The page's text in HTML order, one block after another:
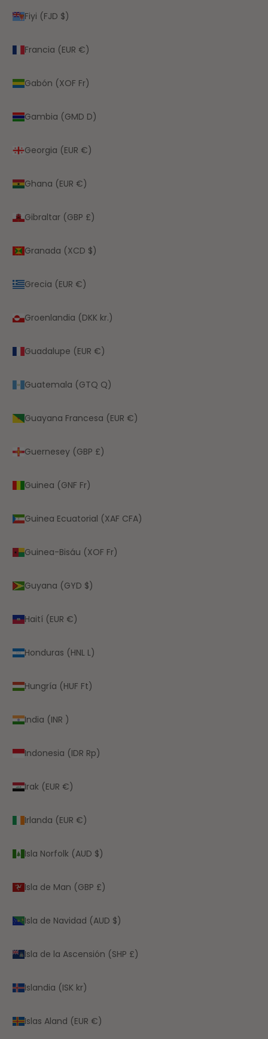
Fiyi (FJD $)
Francia (EUR €)
Gabón (XOF Fr)
Gambia (GMD D)
Georgia (EUR €)
Ghana (EUR €)
Gibraltar (GBP £)
Granada (XCD $)
Grecia (EUR €)
Groenlandia (DKK kr.)
Guadalupe (EUR €)
Guatemala (GTQ Q)
Guayana Francesa (EUR €)
Guernesey (GBP £)
Guinea (GNF Fr)
Guinea Ecuatorial (XAF CFA)
Guinea-Bisáu (XOF Fr)
Guyana (GYD $)
Haití (EUR €)
Honduras (HNL L)
Hungría (HUF Ft)
India (INR ₹)
Indonesia (IDR Rp)
Irak (EUR €)
Irlanda (EUR €)
Isla Norfolk (AUD $)
Isla de Man (GBP £)
Isla de Navidad (AUD $)
Isla de la Ascensión (SHP £)
Islandia (ISK kr)
Islas Aland (EUR €)